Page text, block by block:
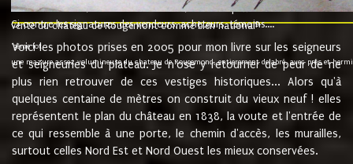
suivent les rentes, donation des terriers, etc... au prix de 880 livre louis
Ci contre les signatures des vendeurs, acheteurs, témoins....
vente du château de Rougemont comme bien national9.
"3ème lot
une mazure assez volumineuse du chateau de Rougemond, entierement delabré, avec près et
Voici les photos prises en 2005 pour mon livre sur les seigneurs
et seigneuries du plateau. Je n'ose y retourner de peur de ne
plus rien retrouver de ces vestiges historiques... Alors qu'à
quelques centaine de mètres on construit du vieux neuf ! elles
représentent le plan du château en 1838, la voute et l'entrée de
ce qui ressemble à une porte, le chemin d'accès, les murailles,
surtout celles Nord Est et Nord Ouest les mieux conservées.